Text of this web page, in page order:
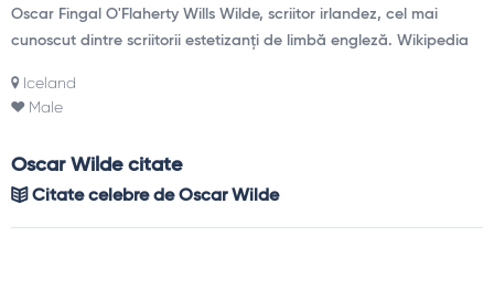
Oscar Fingal O'Flaherty Wills Wilde, scriitor irlandez, cel mai
cunoscut dintre scriitorii estetizanți de limbă engleză. Wikipedia
Iceland
Male
Oscar Wilde citate
Citate celebre de Oscar Wilde